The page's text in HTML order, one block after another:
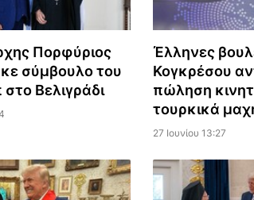
Πορφύριος
σύμβουλο του
Βελιγράδι
Έλληνες
Κογκρέσου
πώληση
τουρκικά
27 Ιουνίου 13:27